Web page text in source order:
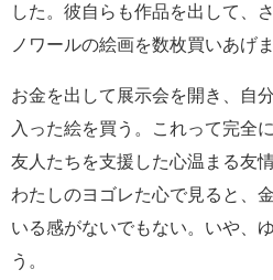
した。彼自らも作品を出して、
ノワールの絵画を数枚買いあげま
お金を出して展示会を開き、自
入った絵を買う。これって完全
友人たちを支援した心温まる友
わたしのヨゴレた心で見ると、
いる感がないでもない。いや、
う。